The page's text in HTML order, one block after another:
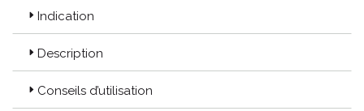
Code ACL : 9942382
Code EAN : 3401599423824
Indication
Description
Conseils d’utilisation